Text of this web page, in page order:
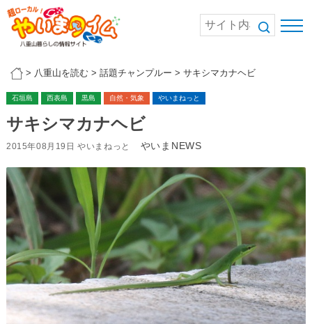
> 八重山を読む > 話題チャンプルー > サキシマカナヘビ
石垣島 西表島 黒島 自然・気象 やいまねっと
サキシマカナヘビ
2015年08月19日 やいまねっと やいまNEWS